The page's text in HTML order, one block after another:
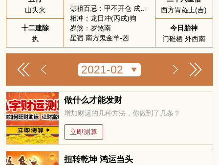
山头火
十二建除
执
彭祖百忌：甲不开仓 戌不吃犬
相冲：龙日冲(丙戌)狗
岁煞：岁煞南
星宿:南方鬼金羊-凶
西方胃彘土(吉)
今日胎神
门碓栖 外西南
做什么才能发财
增加财运的几种方法，你做到了几条？
立即测算
扭转乾坤 鸿运当头